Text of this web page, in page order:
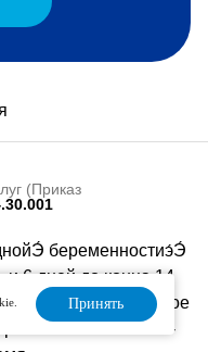
(Приказ
беременностиэ́Э́
и 6 дней до конца 14
комплексное
на ХГЧ и PAPP-
Принять